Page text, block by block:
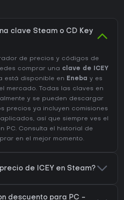
clave Steam o CD Key
de precios y códigos de
comprar una clave de ICEY
está disponible en Eneba y es
mercado. Todas las claves en
y se pueden descargar
precios ya incluyen comisiones
así que siempre ves el
PC. Consulta el
historial de
en el mejor momento.
de ICEY en Steam?
descuento para PC -